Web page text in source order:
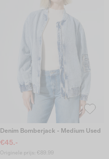
Denim Bomberjack - Medium Used
€45.-
Originele prijs: €89.99